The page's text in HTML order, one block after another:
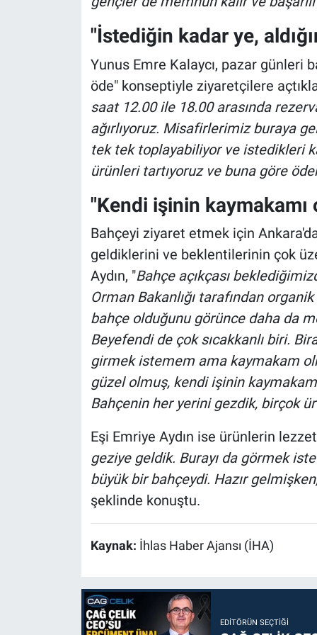
"İstediğin kadar ye,
Yunus Emre Kalaycı, pazar günleri
öde" konseptiyle ziyaretçilere
saat 12.00 ile 18.00 arasında
ağırlıyoruz. Misafirlerimiz buraya
tek tek toplayabiliyor ve istedikleri
ürünleri tartıyoruz ve buna göre
"Kendi işinin
Bahçeyi ziyaret etmek için
geldiklerini ve beklentilerinin çok
Aydın, "Bahçe açıkçası
Orman Bakanlığı tarafından
bahçe olduğunu görünce daha da
Beyefendi de çok sıcakkanlı biri.
girmek istemem ama kaymakam
güzel olmuş, kendi işinin
Bahçenin her yerini gezdik, birçok
Eşi Emriye Aydın ise ürünlerin
geziye geldik. Burayı da görmek
büyük bir bahçeydi. Hazır
şeklinde konuştu.
Kaynak: İhlas Haber Ajansı (İHA)
EDITÖRÜN SEÇTIĞI